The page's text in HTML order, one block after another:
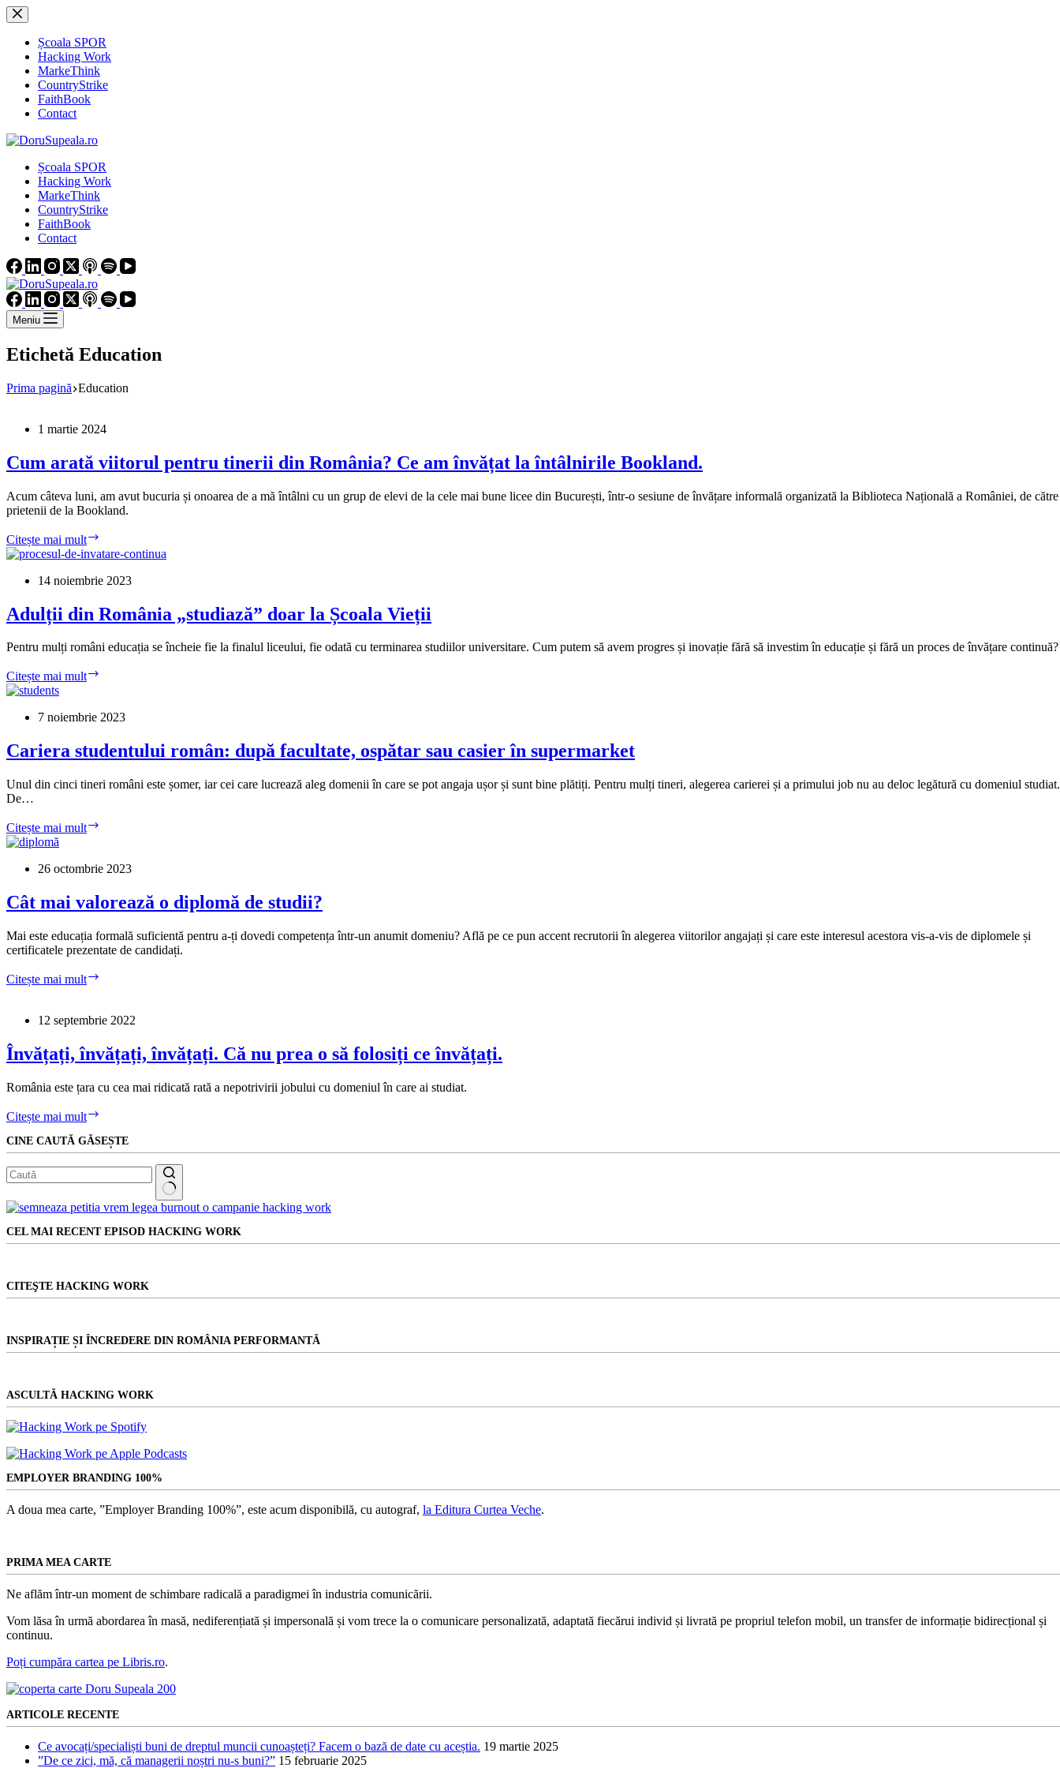
Sari
la
conținutȘcoala SPOR
Hacking Work
MarkeThink
CountryStrike
FaithBook
Contact
Școala SPOR
Hacking Work
MarkeThink
CountryStrike
FaithBook
Contact
Meniu
Etichetă Education
Prima pagină Education
1 martie 2024
Cum arată viitorul pentru tinerii din România? Ce am învățat la întâlnirile Bookland.
Acum câteva luni, am avut bucuria și onoarea de a mă întâlni cu un grup de elevi de la cele mai bune licee din București, într-o sesiune de învățare informală organizată la Biblioteca Națională a României, de către
prietenii de la Bookland.
Citește mai mult
arată
pentru
din
România?
am
14 noiembrie 2023
Adulții din România „studiază” doar la Școala Vieții
Pentru mulți români educația se încheie fie la finalul liceului, fie odată cu terminarea studiilor universitare. Cum putem să avem progres și inovație fără să investim în educație și fără un proces de învățare continuă?
Citește mai mult
„studiază”
la
Școala
7 noiembrie 2023
Cariera studentului român: după facultate, ospătar sau casier în supermarket
Unul din cinci tineri români este șomer, iar cei care lucrează aleg domenii în care se pot angaja ușor și sunt bine plătiți. Pentru mulți tineri, alegerea carierei și a primului job nu au deloc legătură cu domeniul studiat.
De…
Citește mai mult
după
sau
în
supermarket
26 octombrie 2023
Cât mai valorează o diplomă de studii?
Mai este educația formală suficientă pentru a-ți dovedi competența într-un anumit domeniu? Află pe ce pun accent recrutorii în alegerea viitorilor angajați și care este interesul acestora vis-a-vis de diplomele și
certificatele prezentate de candidați.
Citește mai mult
o
de
studii?
12 septembrie 2022
Învățați, învățați, învățați. Că nu prea o să folosiți ce învățați.
România este țara cu cea mai ridicată rată a nepotrivirii jobului cu domeniul în care ai studiat.
Citește mai mult
învățați.
Că
nu
prea
să
folosiți
ce
CINE CAUTĂ GĂSEȘTE
Niciun
CEL MAI RECENT EPISOD HACKING WORK
CITEŞTE HACKING WORK
INSPIRAȚIE ȘI ÎNCREDERE DIN ROMÂNIA PERFORMANTĂ
ASCULTĂ HACKING WORK
EMPLOYER BRANDING 100%
A doua mea carte, ”Employer Branding 100%”, este acum disponibilă, cu autograf, la Editura Curtea Veche.
PRIMA MEA CARTE
Ne aflăm într-un moment de schimbare radicală a paradigmei în industria comunicării.
Vom lăsa în urmă abordarea în masă, nediferențiată și impersonală și vom trece la o comunicare personalizată, adaptată fiecărui individ și livrată pe propriul telefon mobil, un transfer de informație bidirecțional și
continuu.
Poți cumpăra cartea pe Libris.ro.
ARTICOLE RECENTE
Ce avocați/specialiști buni de dreptul muncii cunoașteți? Facem o bază de date cu aceștia. 19 martie 2025
”De ce zici, mă, că managerii noștri nu-s buni?” 15 februarie 2025